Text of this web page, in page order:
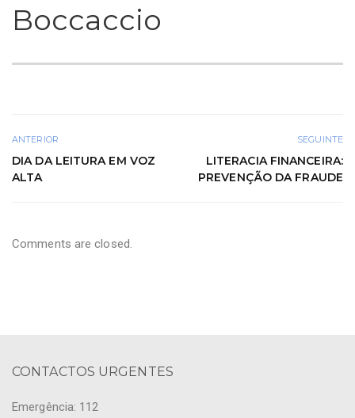
Boccaccio
ANTERIOR
DIA DA LEITURA EM VOZ
ALTA
SEGUINTE
LITERACIA FINANCEIRA:
PREVENÇÃO DA FRAUDE
Comments are closed.
CONTACTOS URGENTES
Emergência: 112